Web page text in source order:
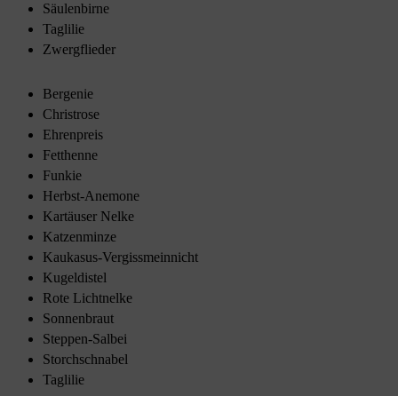
Säulenbirne
Taglilie
Zwergflieder
Bergenie
Christrose
Ehrenpreis
Fetthenne
Funkie
Herbst-Anemone
Kartäuser Nelke
Katzenminze
Kaukasus-Vergissmeinnicht
Kugeldistel
Rote Lichtnelke
Sonnenbraut
Steppen-Salbei
Storchschnabel
Taglilie